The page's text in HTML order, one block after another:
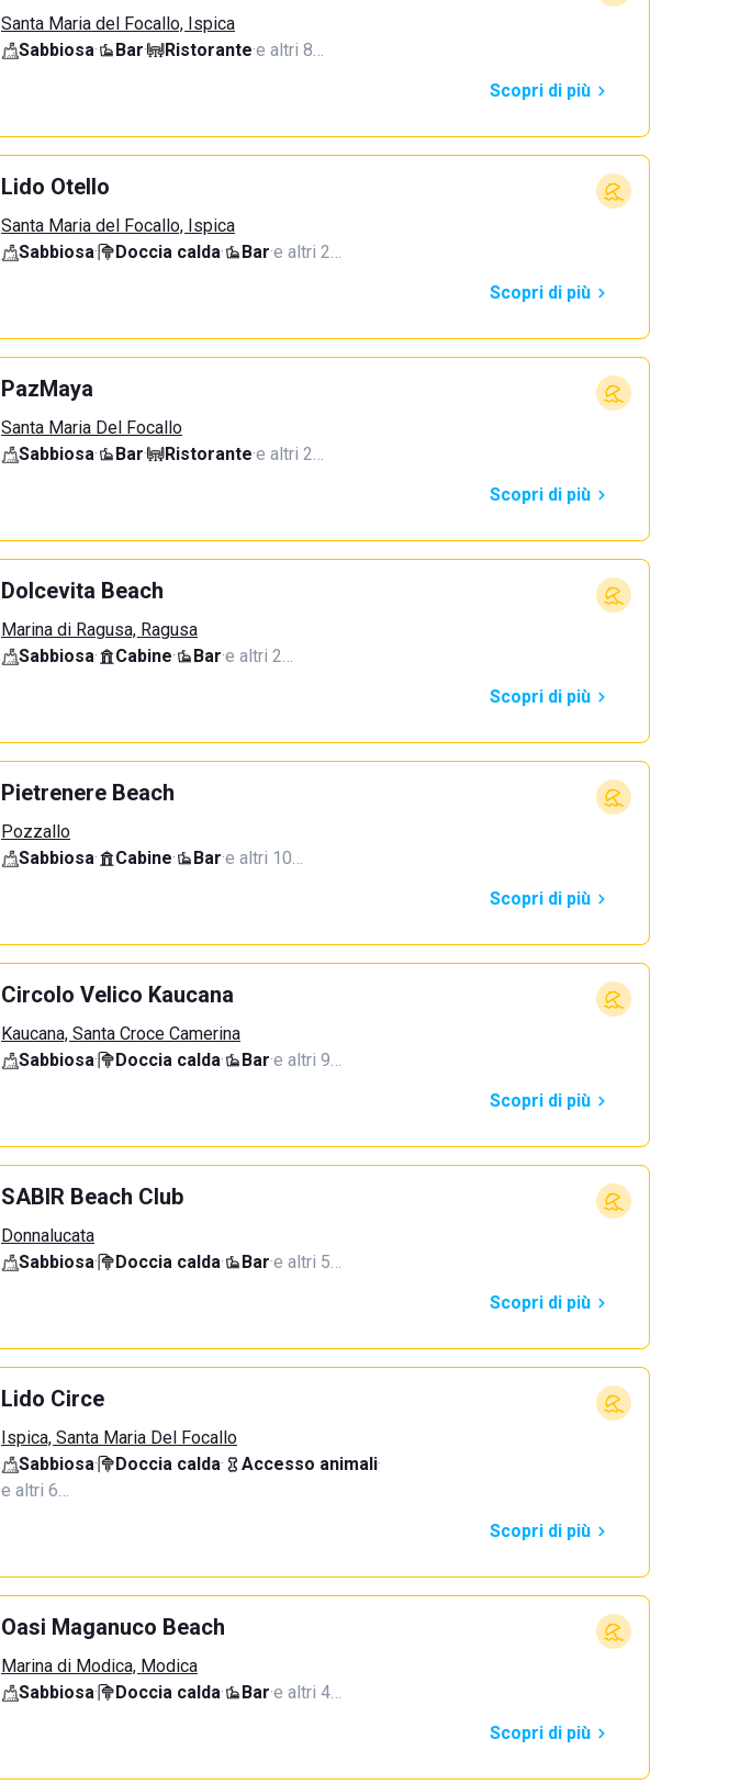
Santa Maria del Focallo, Ispica
Sabbiosa· Bar· Ristorante·e altri 8…
Scopri di più
Lido Otello
Santa Maria del Focallo, Ispica
Sabbiosa· Doccia calda· Bar·e altri 2…
Scopri di più
PazMaya
Santa Maria Del Focallo
Sabbiosa· Bar· Ristorante·e altri 2…
Scopri di più
Dolcevita Beach
Marina di Ragusa, Ragusa
Sabbiosa· Cabine· Bar·e altri 2…
Scopri di più
Pietrenere Beach
Pozzallo
Sabbiosa· Cabine· Bar·e altri 10…
Scopri di più
Circolo Velico Kaucana
Kaucana, Santa Croce Camerina
Sabbiosa· Doccia calda· Bar·e altri 9…
Scopri di più
SABIR Beach Club
Donnalucata
Sabbiosa· Doccia calda· Bar·e altri 5…
Scopri di più
Lido Circe
Ispica, Santa Maria Del Focallo
Sabbiosa· Doccia calda· Accesso animali·
e altri 6…
Scopri di più
Oasi Maganuco Beach
Marina di Modica, Modica
Sabbiosa· Doccia calda· Bar·e altri 4…
Scopri di più